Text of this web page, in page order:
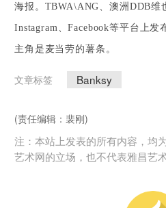
海报。TBWA\ANG、澳洲DDB维
Instagram、Facebook等平台上发
主角是麦当劳的薯条。
文章标签 Banksy
(责任编辑：裴刚)
注：本站上发表的所有内容，均
艺术网的立场，也不代表雅昌艺